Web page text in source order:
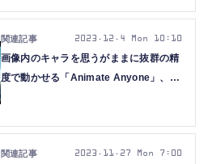
要論文6本を解説（生成AIウィークリ
ー）
画像内のキャラを思うがままに抜群の精
度で動かせる「Animate Anyone」、話
解説（生成AIウィークリー）
2023.12.4 Mon 10:10
2023.11.27 Mon 7:00